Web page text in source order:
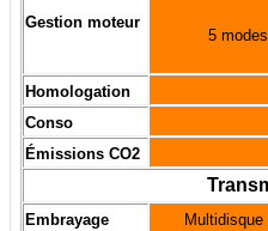
Gestion moteur
5
Homologation
Conso
Émissions CO2
Embrayage